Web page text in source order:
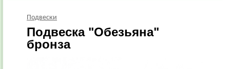
Подвески
Подвеска "Обезьяна"
бронза